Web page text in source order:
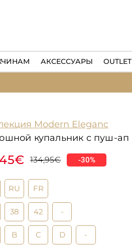
АКСЕССУАРЫ OUTLET
Modern Eleganc
купальник с пуш-ап
134,95€ -30%
RU FR
38 42 -
B C D -